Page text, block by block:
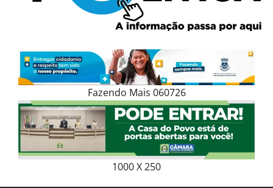
Fazendo Mais 060726
1000 X 250